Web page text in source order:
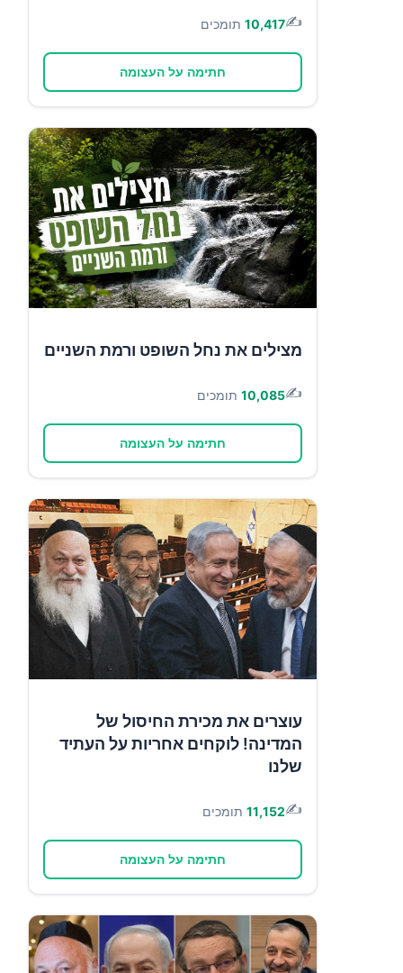
✍️
10,417 תומכים
חתימה על העצומה
מצילים את נחל השופט ורמת השניים
✍️
10,085 תומכים
חתימה על העצומה
עוצרים את מכירת החיסול של
המדינה! לוקחים אחריות על העתיד
שלנו
✍️
11,152 תומכים
חתימה על העצומה